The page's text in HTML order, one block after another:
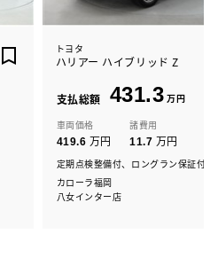
トヨタ
ハリアー ハイブリッド Z
支払総額 431.3 万円
車両価格
419.6 万円
諸費用
11.7 万円
定期点検整備付、ロングラン保証付
カローラ福岡
八女インター店